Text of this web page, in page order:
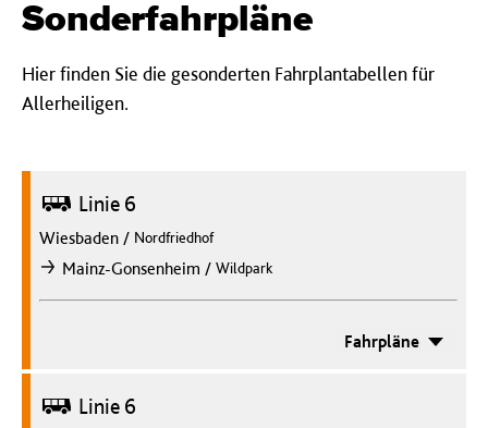
Sonderfahrpläne
Hier finden Sie die gesonderten Fahrplantabellen für
Allerheiligen.
Bus Linie 6
Wiesbaden / Nordfriedhof
nachMainz-Gonsenheim / Wildpark
Fahrpläne
Bus Linie 6